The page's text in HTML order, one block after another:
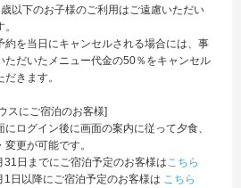
歳以下のお子様のご利用はご遠慮いただい
約を当日にキャンセルされる場合には、事
ただいたメニュー代金の50％をキャンセル
きます。
スにご宿泊のお客様]
にログイン後に画面の案内に従って夕食、
更が可能です。
31日までにご宿泊予定のお客様はこちら
1日以降にご宿泊予定のお客様は こちら